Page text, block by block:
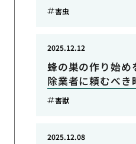
害虫
蜂の巣の作り始め
除業者に頼むべき
2025.12.12
害獣
2025.12.08